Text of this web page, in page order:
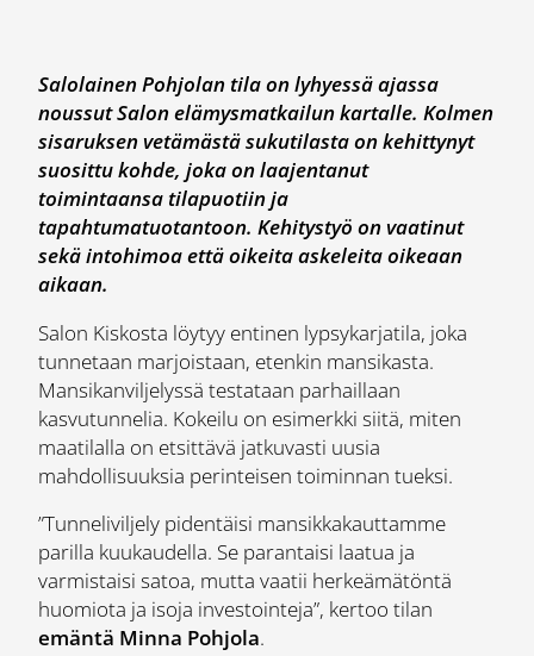
Salolainen Pohjolan tila on lyhyessä ajassa
noussut Salon elämysmatkailun kartalle. Kolmen
sisaruksen vetämästä sukutilasta on kehittynyt
suosittu kohde, joka on laajentanut
toimintaansa tilapuotiin ja
tapahtumatuotantoon. Kehitystyö on vaatinut
sekä intohimoa että oikeita askeleita oikeaan
aikaan.
Salon Kiskosta löytyy entinen lypsykarjatila, joka
tunnetaan marjoistaan, etenkin mansikasta.
Mansikanviljelyssä testataan parhaillaan
kasvutunnelia. Kokeilu on esimerkki siitä, miten
maatilalla on etsittävä jatkuvasti uusia
mahdollisuuksia perinteisen toiminnan tueksi.
”Tunneliviljely pidentäisi mansikkakauttamme
parilla kuukaudella. Se parantaisi laatua ja
varmistaisi satoa, mutta vaatii herkeämätöntä
huomiota ja isoja investointeja”, kertoo tilan
emäntä Minna Pohjola.